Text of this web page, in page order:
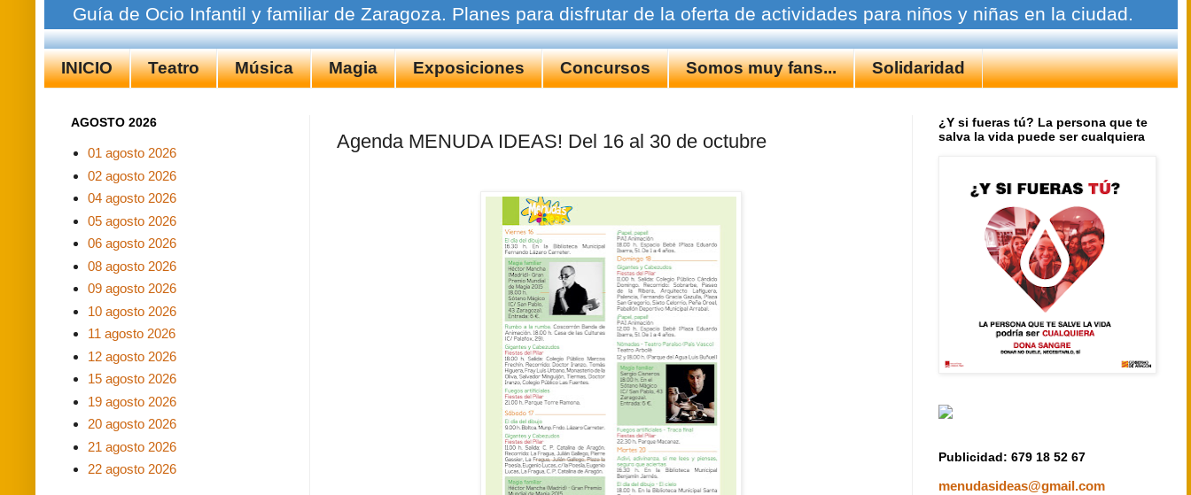
Guía de Ocio Infantil y familiar de Zaragoza. Planes para disfrutar de la oferta de actividades para niños y niñas en la ciudad.
INICIO Teatro Música Magia Exposiciones Concursos Somos muy fans... Solidaridad
Agenda MENUDA IDEAS! Del 16 al 30 de octubre
AGOSTO 2026
01 agosto 2026
02 agosto 2026
04 agosto 2026
05 agosto 2026
06 agosto 2026
08 agosto 2026
09 agosto 2026
10 agosto 2026
11 agosto 2026
12 agosto 2026
15 agosto 2026
19 agosto 2026
20 agosto 2026
21 agosto 2026
22 agosto 2026
¿Y si fueras tú? La persona que te
salva la vida puede ser cualquiera
Publicidad: 679 18 52 67
menudasideas@gmail.com